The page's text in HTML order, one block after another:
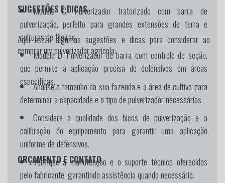
Modelo C:Pulverizador tratorizado com barra de
pulverização, perfeito para grandes extensões de terra e
culturas de fileiras.
Modelo D:Pulverizador de barra com controle de seção,
que permite a aplicação precisa de defensivos em áreas
específicas.
SUGESTÕES E DICAS
Aqui estão algumas sugestões e dicas para considerar ao
comprar um pulverizador agrícola:
Analise o tamanho da sua fazenda e a área de cultivo para
determinar a capacidade e o tipo de pulverizador necessários.
Considere a qualidade dos bicos de pulverização e a
calibração do equipamento para garantir uma aplicação
uniforme de defensivos.
Verifique a manutenção e o suporte técnico oferecidos
pelo fabricante, garantindo assistência quando necessário.
ORÇAMENTO E CONTATO